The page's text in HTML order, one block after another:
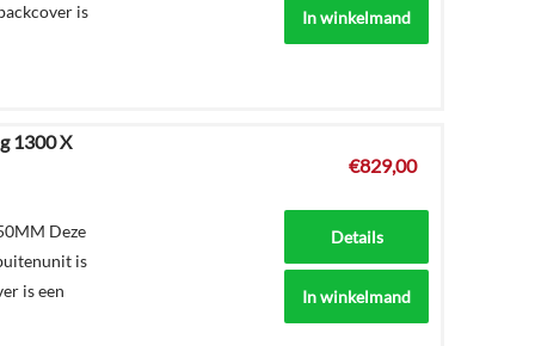
is
In winkelmand
1300 X
Deze
is
is een
€829,00
Details
In winkelmand